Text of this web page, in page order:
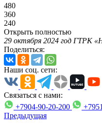
480
360
240
Открыть полностью
29 октября 2024 год ГТРК
Поделиться:
Наши соц. сети:
Связаться с нами:
+7904-90-20-200
Предыдущая